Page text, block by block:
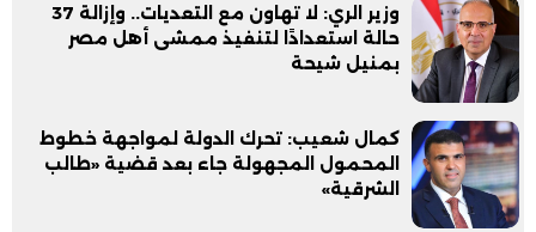
وزير الري: لا تهاون مع التعديات.. وإزالة 37
حالة استعدادًا لتنفيذ ممشى أهل مصر
بمنيل شيحة
كمال شعيب: تحرك الدولة لمواجهة خطوط
المحمول المجهولة جاء بعد قضية «طالب
الشرقية»